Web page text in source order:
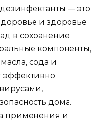
— это
и здоровье
в сохранение
компоненты,
сода и
эффективно
дома.
применения и